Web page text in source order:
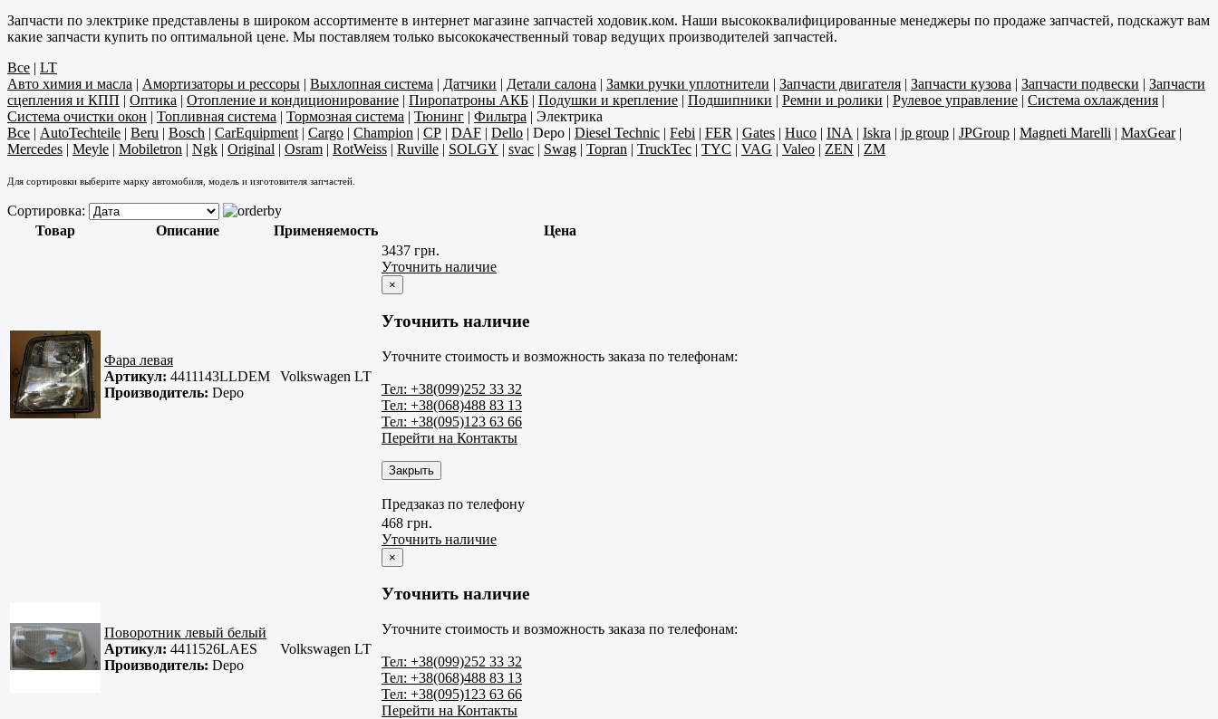
Запчасти по электрике представлены в широком ассортименте в интернет магазине запчастей ходовик.ком. Наши высококвалифицированные менеджеры по продаже запчастей, подскажут вам
какие запчасти купить по оптимальной цене. Мы поставляем только высококачественный товар ведущих производителей запчастей.
Все | LT
Авто химия и масла | Амортизаторы и рессоры | Выхлопная система | Датчики | Детали салона | Замки ручки уплотнители | Запчасти двигателя | Запчасти кузова | Запчасти подвески | Запчасти
сцепления и КПП | Оптика | Отопление и кондиционирование | Пиропатроны АКБ | Подушки и крепление | Подшипники | Ремни и ролики | Рулевое управление | Система охлаждения |
Система очистки окон | Топливная система | Тормозная система | Тюнинг | Фильтра | Электрика
Все | AutoTechteile | Beru | Bosch | CarEquipment | Cargo | Champion | CP | DAF | Dello | Depo | Diesel Technic | Febi | FER | Gates | Huco | INA | Iskra | jp group | JPGroup | Magneti Marelli | MaxGear|
Mercedes | Meyle | Mobiletron | Ngk | Original | Osram | RotWeiss | Ruville | SOLGY | svac | Swag | Topran | TruckTec | TYC | VAG | Valeo | ZEN | ZM
Для сортировки выберите марку автомобиля, модель и изготовителя запчастей.
Сортировка:
Товар
Описание Применяемость Цена
Фара левая
Артикул: 4411143LLDEM
Производитель: Depo
Volkswagen LT
3437 грн.
Уточнить наличие
×
Уточнить наличие
Уточните стоимость и возможность заказа по телефонам:
Тел: +38(099)252 33 32
Тел: +38(068)488 83 13
Тел: +38(095)123 63 66
Перейти на Контакты
Закрыть
Предзаказ по телефону
Поворотник левый белый
Артикул: 4411526LAES
Производитель: Depo
Volkswagen LT
468 грн.
Уточнить наличие
×
Уточнить наличие
Уточните стоимость и возможность заказа по телефонам:
Тел: +38(099)252 33 32
Тел: +38(068)488 83 13
Тел: +38(095)123 63 66
Перейти на Контакты